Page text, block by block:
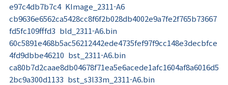
e97c4db7b7c4 KImage_2311-A6
cb9636e6562ca5428cc8f6f2b028db4002e9a7fe2f765b73667
fd5fc109fffd3 bld_2311-A6.bin
60c5891e468b5ac56212442ede4735fef97f9cc148e3decbfce
4fd9dbbe46210 bst_2311-A6.bin
ca80b7d2caae8db04678f71ea5e6acede1afc1604af8a6016d5
2bc9a300d1133 bst_s3l33m_2311-A6.bin